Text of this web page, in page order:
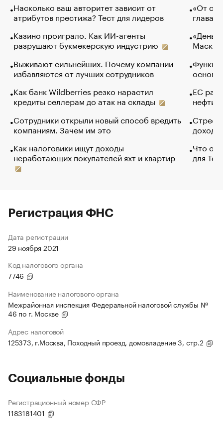
Насколько ваш авторитет зависит от
атрибутов престижа? Тест для лидеров
Казино проиграло. Как ИИ-агенты
разрушают букмекерскую индустрию
Выживают сильнейших. Почему компании
избавляются от лучших сотрудников
Как банк Wildberries резко нарастил
кредиты селлерам до атак на склады
Сотрудники открыли новый способ вредить
компаниям. Зачем им это
Как налоговики ищут доходы
неработающих покупателей яхт и квартир
«От
глава
Маск в
основ
ЕС
нефти
Что
для
Регистрация ФНС
Дата регистрации
29 ноября 2021
Код налогового органа
7746
Наименование налогового органа
Межрайонная инспекция Федеральной налоговой службы №
46 по г. Москве
Адрес налоговой
125373, г.Москва, Походный проезд, домовладение 3, стр.2
Социальные фонды
Регистрационный номер СФР
1183181401